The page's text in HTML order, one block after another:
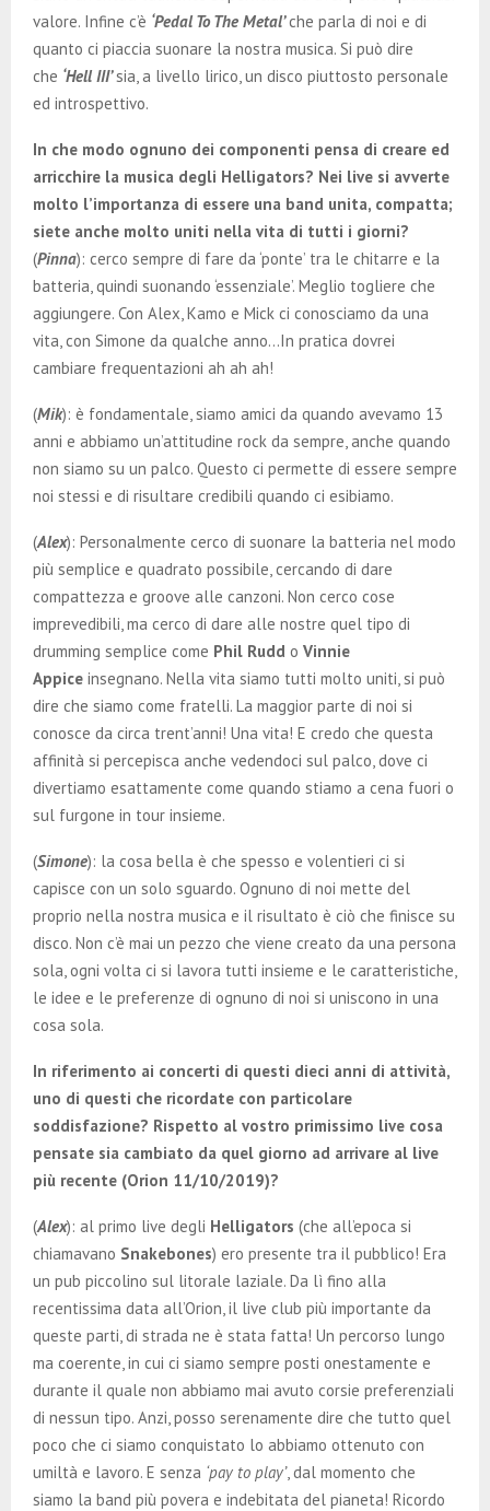
valore. Infine c’è ‘Pedal To The Metal’che parla di noi e di
quanto ci piaccia suonare la nostra musica. Si può dire
che ‘Hell III’sia, a livello lirico, un disco piuttosto personale
ed introspettivo.
In che modo ognuno dei componenti pensa di creare ed
arricchire la musica degli Helligators? Nei live si avverte
molto l’importanza di essere una band unita, compatta;
siete anche molto uniti nella vita di tutti i giorni?
(Pinna): cerco sempre di fare da ‘ponte’ tra le chitarre e la
batteria, quindi suonando ‘essenziale’. Meglio togliere che
aggiungere. Con Alex, Kamo e Mick ci conosciamo da una
vita, con Simone da qualche anno…In pratica dovrei
cambiare frequentazioni ah ah ah!
(Mik): è fondamentale, siamo amici da quando avevamo 13
anni e abbiamo un’attitudine rock da sempre, anche quando
non siamo su un palco. Questo ci permette di essere sempre
noi stessi e di risultare credibili quando ci esibiamo.
(Alex): Personalmente cerco di suonare la batteria nel modo
più semplice e quadrato possibile, cercando di dare
compattezza e groove alle canzoni. Non cerco cose
imprevedibili, ma cerco di dare alle nostre quel tipo di
drumming semplice come Phil Rudd o Vinnie
Appice insegnano. Nella vita siamo tutti molto uniti, si può
dire che siamo come fratelli. La maggior parte di noi si
conosce da circa trent’anni! Una vita! E credo che questa
affinità si percepisca anche vedendoci sul palco, dove ci
divertiamo esattamente come quando stiamo a cena fuori o
sul furgone in tour insieme.
(Simone): la cosa bella è che spesso e volentieri ci si
capisce con un solo sguardo. Ognuno di noi mette del
proprio nella nostra musica e il risultato è ciò che finisce su
disco. Non c’è mai un pezzo che viene creato da una persona
sola, ogni volta ci si lavora tutti insieme e le caratteristiche,
le idee e le preferenze di ognuno di noi si uniscono in una
cosa sola.
In riferimento ai concerti di questi dieci anni di attività,
uno di questi che ricordate con particolare
soddisfazione? Rispetto al vostro primissimo live cosa
pensate sia cambiato da quel giorno ad arrivare al live
più recente (Orion 11/10/2019)?
(Alex): al primo live degli Helligators (che all’epoca si
chiamavano Snakebones) ero presente tra il pubblico! Era
un pub piccolino sul litorale laziale. Da lì fino alla
recentissima data all’Orion, il live club più importante da
queste parti, di strada ne è stata fatta! Un percorso lungo
ma coerente, in cui ci siamo sempre posti onestamente e
durante il quale non abbiamo mai avuto corsie preferenziali
di nessun tipo. Anzi, posso serenamente dire che tutto quel
poco che ci siamo conquistato lo abbiamo ottenuto con
umiltà e lavoro. E senza ‘pay to play’, dal momento che
siamo la band più povera e indebitata del pianeta! Ricordo